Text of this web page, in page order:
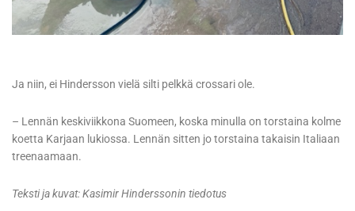
Ja niin, ei Hindersson vielä silti pelkkä crossari ole.
– Lennän keskiviikkona Suomeen, koska minulla on torstaina kolme
koetta Karjaan lukiossa. Lennän sitten jo torstaina takaisin Italiaan
treenaamaan.
Teksti ja kuvat: Kasimir Hinderssonin tiedotus